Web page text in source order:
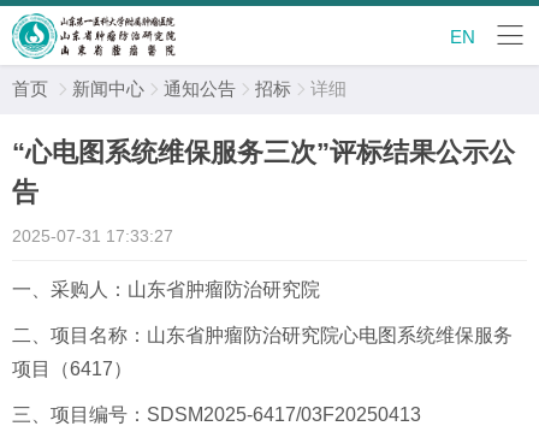
EN
首页  新闻中心  通知公告  招标  详细
“心电图系统维保服务三次”评标结果公示公
告
2025-07-31 17:33:27
一、采购人：山东省肿瘤防治研究院
二、项目名称：山东省肿瘤防治研究院心电图系统维保服务
项目（6417）
三、项目编号：SDSM2025-6417/03F20250413